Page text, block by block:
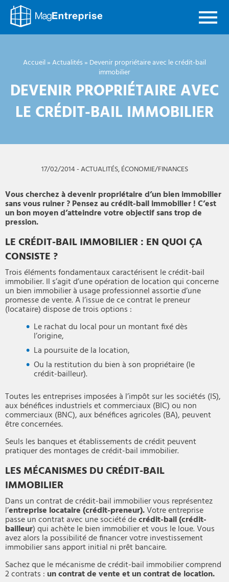
Mag
Entreprise
Accueil»Actualités» Devenir propriétaire avec le crédit-bail
immobilier
DEVENIR PROPRIÉTAIRE AVEC
LE CRÉDIT-BAIL IMMOBILIER
17/02/2014-ACTUALITÉS,ÉCONOMIE/FINANCES
Vous cherchez à devenir propriétaire d’un bien immobilier
sans vous ruiner ? Pensez au crédit-bail immobilier ! C’est
un bon moyen d’atteindre votre objectif sans trop de
pression.
LE CRÉDIT-BAIL IMMOBILIER : EN QUOI ÇA
CONSISTE ?
Trois éléments fondamentaux caractérisent le crédit-bail
immobilier. Il s’agit d’une opération de location qui concerne
un bien immobilier à usage professionnel assortie d’une
promesse de vente. A l’issue de ce contrat le preneur
(locataire) dispose de trois options :
Le rachat du local pour un montant fixé dès
l’origine,
La poursuite de la location,
Ou la restitution du bien à son propriétaire (le
crédit-bailleur).
Toutes les entreprises imposées à l’impôt sur les sociétés (IS),
aux bénéfices industriels et commerciaux (BIC) ou non
commerciaux (BNC), aux bénéfices agricoles (BA), peuvent
être concernées.
Seuls les banques et établissements de crédit peuvent
pratiquer des montages de crédit-bail immobilier.
LES MÉCANISMES DU CRÉDIT-BAIL
IMMOBILIER
Dans un contrat de crédit-bail immobilier vous représentez
l’entreprise locataire (crédit-preneur).Votre entreprise
passe un contrat avec une société decrédit-bail (crédit-
bailleur) qui achète le bien immobilier et vous le loue. Vous
avez alors la possibilité de financer votre investissement
immobilier sans apport initial ni prêt bancaire.
Sachez que le mécanisme de crédit-bail immobilier comprend
2 contrats : un contrat de vente et un contrat de location.